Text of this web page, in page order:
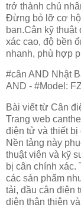
trở thành chủ
Đừng bỏ lỡ cơ
bạn.Cân kỹ
xác cao, độ bền
nhanh, phù hợp
#cân AND Nhật
AND - #Model:
Bài viết từ Cân
Trang web
điện tử và thiết
Nền tảng này
thuật viên và kỹ
bị cân chính xác.
các sản phẩm
tải, đầu cân điện
diện thân thiện